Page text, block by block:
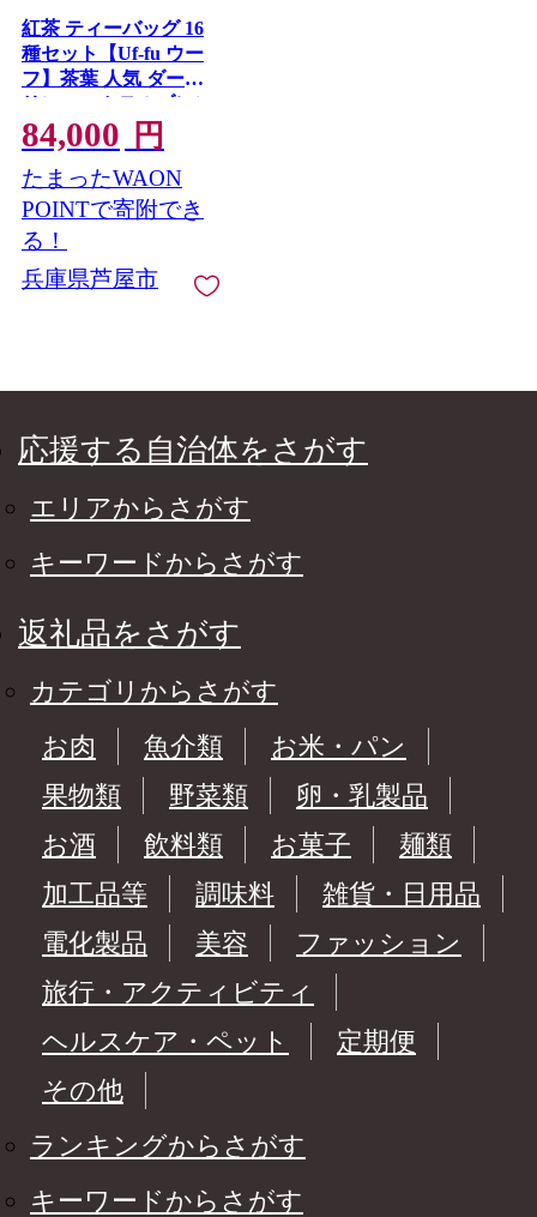
紅茶 ティーバッグ 16
種セット【Uf-fu ウー
フ】茶葉 人気 ダージ
リンマスカテルブレン
ド マタン アールグレ
イ ショコラ アールグ
レイオハラ アンバー
エテ コルカタチャイ
ペパーミントティー
ジンジャーティー ジ
ャスミンブーケ オト
物 ギフト プレゼント
84,000 円
たまったWAON
POINTで寄附でき
る！
兵庫県芦屋市
応援する自治体をさがす
エリアからさがす
キーワードからさがす
返礼品をさがす
カテゴリからさがす
お肉
魚介類
お米・パン
果物類
野菜類
卵・乳製品
お酒
飲料類 お菓子
麺類
加工品等
調味料
雑貨・日用品
電化製品
美容
ファッション
旅行・アクティビティ
ヘルスケア・ペット
定期便
その他
ランキングからさがす
キーワードからさがす